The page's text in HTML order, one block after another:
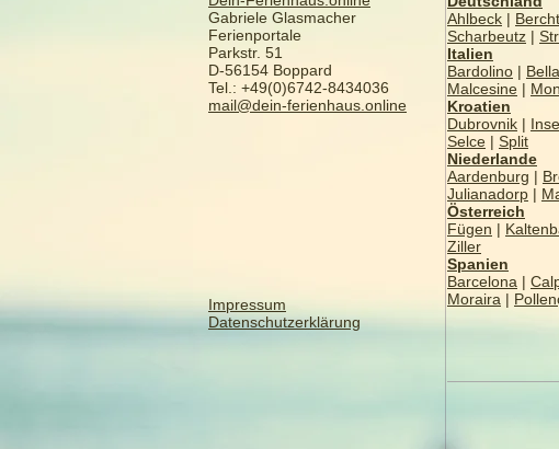
Gabriele Glasmacher
Ferienportale
Parkstr. 51
D-56154 Boppard
Tel.: +49(0)6742-8434036
mail@dein-ferienhaus.online
Impressum
Datenschutzerklärung
Ahlbeck |
Scharbeutz |
Italien
Bardolino |
Malcesine |
Kroatien
Dubrovnik |
Selce | Split
Niederlande
Aardenburg |
Julianadorp |
​Österreich
Fügen |
Ziller
​Spanien
Barcelona |
Moraira |